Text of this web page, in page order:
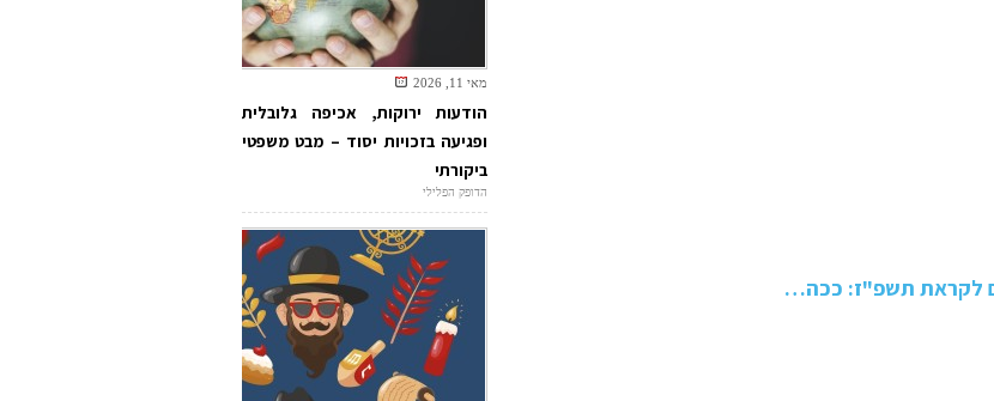
לקראת תשפ"ז: ככה…
מאי 11, 2026
הודעות ירוקות, אכיפה גלובלית
ופגיעה בזכויות יסוד – מבט משפטי
ביקורתי
הדופק הפלילי